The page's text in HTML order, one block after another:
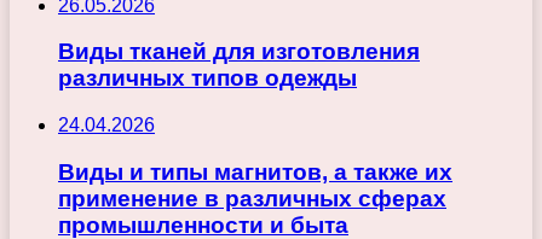
26.05.2026
Виды тканей для изготовления
различных типов одежды
24.04.2026
Виды и типы магнитов, а также их
применение в различных сферах
промышленности и быта